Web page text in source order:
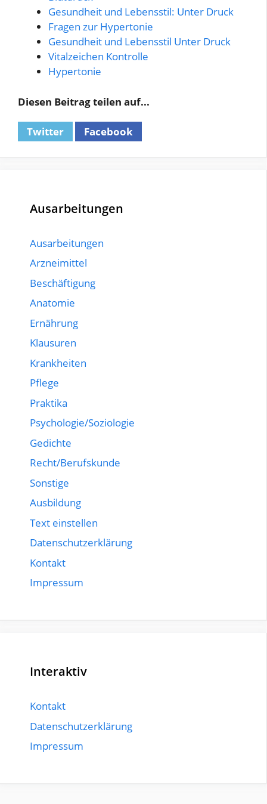
Gesundheit und Lebensstil: Unter Druck
Fragen zur Hypertonie
Gesundheit und Lebensstil Unter Druck
Vitalzeichen Kontrolle
Hypertonie
Diesen Beitrag teilen auf...
Twitter Facebook
Ausarbeitungen
Ausarbeitungen
Arzneimittel
Beschäftigung
Anatomie
Ernährung
Klausuren
Krankheiten
Pflege
Praktika
Psychologie/Soziologie
Gedichte
Recht/Berufskunde
Sonstige
Ausbildung
Text einstellen
Datenschutzerklärung
Kontakt
Impressum
Interaktiv
Kontakt
Datenschutzerklärung
Impressum